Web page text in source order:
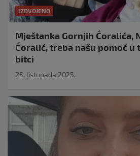
IZDVOJENO
Mještanka Gornjih Ćoralića,
Ćoralić, treba našu pomoć u
bitci
25. listopada 2025.